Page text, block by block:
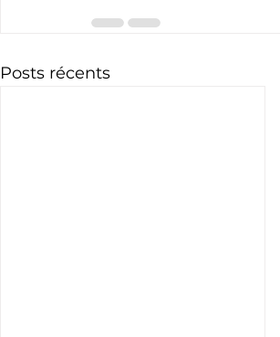
Posts récents